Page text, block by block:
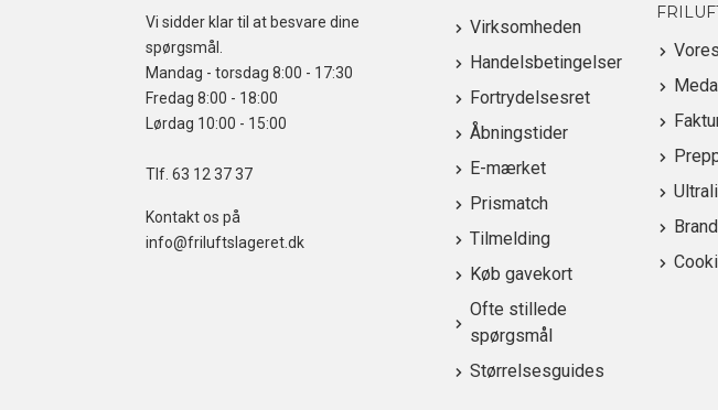
Vi sidder klar til at besvare dine
spørgsmål.
Mandag - torsdag 8:00 - 17:30
Fredag 8:00 - 18:00
Lørdag 10:00 - 15:00
Tlf. 63 12 37 37
Kontakt os på
info@friluftslageret.dk
Virksomheden
Handelsbetingelser
Fortrydelsesret
Åbningstider
E-mærket
Prismatch
Tilmelding
Køb gavekort
Ofte stillede
spørgsmål
Størrelsesguides